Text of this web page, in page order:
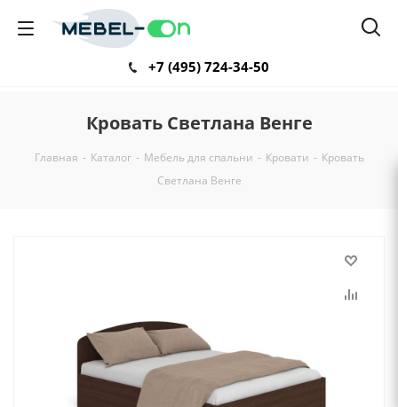
+7 (495) 724-34-50
Кровать Светлана Венге
Главная - Каталог - Мебель для спальни - Кровати - Кровать
Светлана Венге